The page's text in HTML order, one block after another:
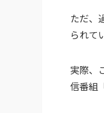
ただ、
られて
実際、
信番組